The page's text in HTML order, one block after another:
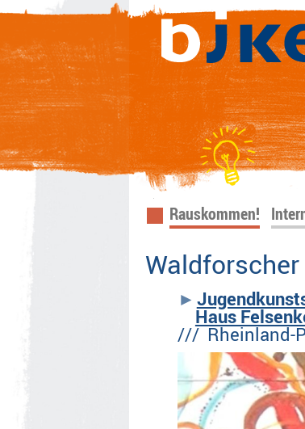
Navigation
Rauskommen!
Waldforscher
Haus
/// Rheinland-